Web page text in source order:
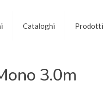
Cataloghi Prodotti
3.0m